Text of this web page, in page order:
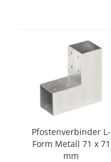
Pfostenverbinder L-
Form Metall 71 x 71
mm